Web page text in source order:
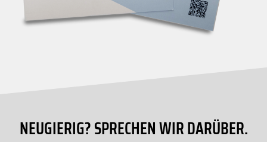
NEUGIERIG? SPRECHEN WIR DARÜBER.